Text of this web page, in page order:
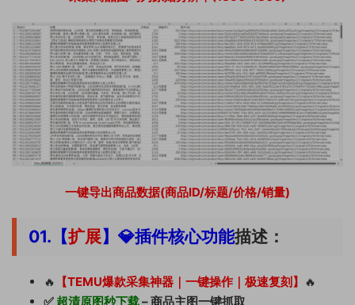
一键导出商品数据(商品ID/标题/价格/销量)
01.【扩展】💎插件核心功能描述：
🔥 【TEMU爆款采集神器｜一键操作｜极速复刻】
🔥
✅ 超清原图秒下载– 商品主图一键抓取